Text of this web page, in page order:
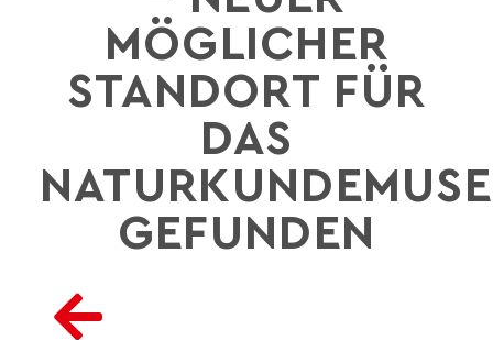
MÖGLICHER
STANDORT FÜR
DAS
GEFUNDEN